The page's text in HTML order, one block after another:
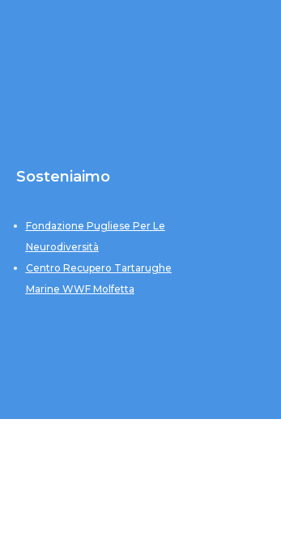
Sosteniaimo
Fondazione Pugliese Per Le
Neurodiversità
Centro Recupero Tartarughe
Marine WWF Molfetta